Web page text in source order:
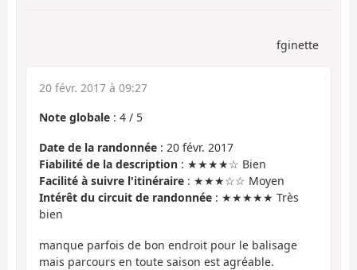
fginette
20 févr. 2017 à 09:27
Note globale : 4 / 5
Date de la randonnée : 20 févr. 2017
Fiabilité de la description : ★★★★☆ Bien
Facilité à suivre l'itinéraire : ★★★☆☆ Moyen
Intérêt du circuit de randonnée : ★★★★★ Très
bien
manque parfois de bon endroit pour le balisage
mais parcours en toute saison est agréable.